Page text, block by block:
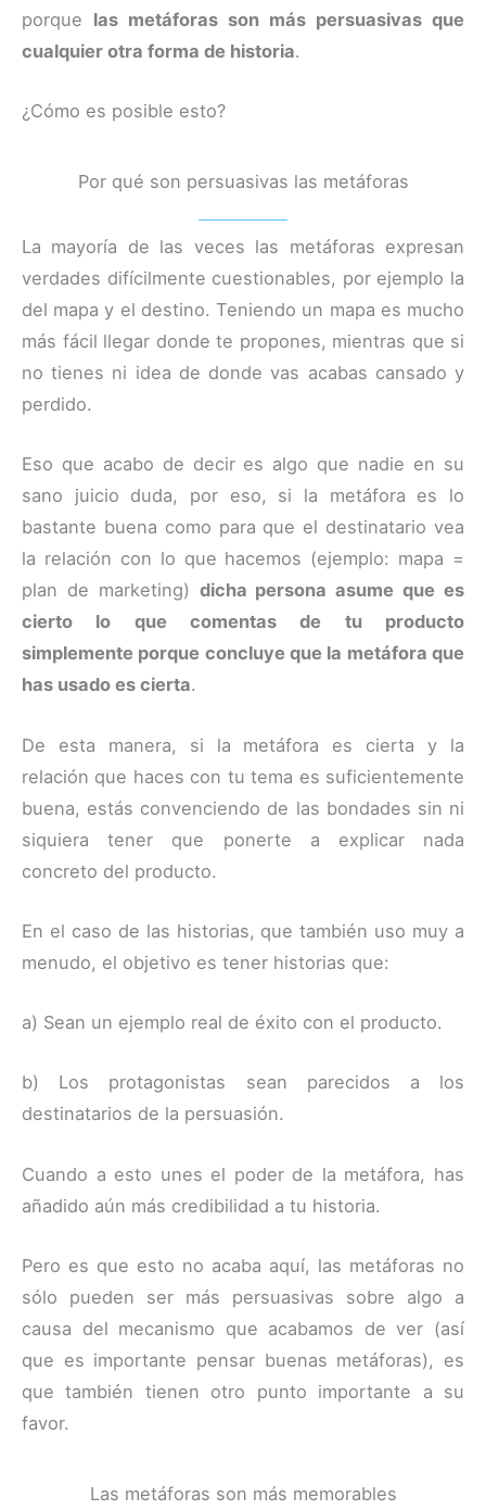
porque las metáforas son más persuasivas que
cualquier otra forma de historia.
¿Cómo es posible esto?
Por qué son persuasivas las metáforas
La mayoría de las veces las metáforas expresan
verdades difícilmente cuestionables, por ejemplo la
del mapa y el destino. Teniendo un mapa es mucho
más fácil llegar donde te propones, mientras que si
no tienes ni idea de donde vas acabas cansado y
perdido.
Eso que acabo de decir es algo que nadie en su
sano juicio duda, por eso, si la metáfora es lo
bastante buena como para que el destinatario vea
la relación con lo que hacemos (ejemplo: mapa =
plan de marketing) dicha persona asume que es
cierto lo que comentas de tu producto
simplemente porque concluye que la metáfora que
has usado es cierta.
De esta manera, si la metáfora es cierta y la
relación que haces con tu tema es suficientemente
buena, estás convenciendo de las bondades sin ni
siquiera tener que ponerte a explicar nada
concreto del producto.
En el caso de las historias, que también uso muy a
menudo, el objetivo es tener historias que:
a) Sean un ejemplo real de éxito con el producto.
b) Los protagonistas sean parecidos a los
destinatarios de la persuasión.
Cuando a esto unes el poder de la metáfora, has
añadido aún más credibilidad a tu historia.
Pero es que esto no acaba aquí, las metáforas no
sólo pueden ser más persuasivas sobre algo a
causa del mecanismo que acabamos de ver (así
que es importante pensar buenas metáforas), es
que también tienen otro punto importante a su
favor.
Las metáforas son más memorables